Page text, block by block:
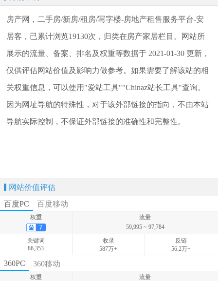
房产网，二手房/新房/租房/写字楼-房地产租售服务平台-安
居客，已累计浏览19130次，归类在房产家居栏目。网站所
展示的流量、备案、排名及权重等数据于 2021-01-30 更新，
仅供评估网站价值及影响力做参考。如果需要了解该站的相
关权重信息，可以使用"爱站工具""Chinaz站长工具"查询。
因为网址导航的特殊性，对于该外部链接的指向，不由本站
导航实际控制，不保证外部链接的准确性和完整性。
网站价值评估
百度PC
百度移动
权重
流量
59,995 ~ 97,784
关键词
86,353
收录
587万+
反链
56.2万+
权重
360PC 360移动
权重
流量